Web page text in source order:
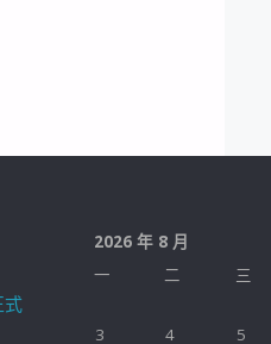
式
2026 年 8 月
一
二 三
3
4 5